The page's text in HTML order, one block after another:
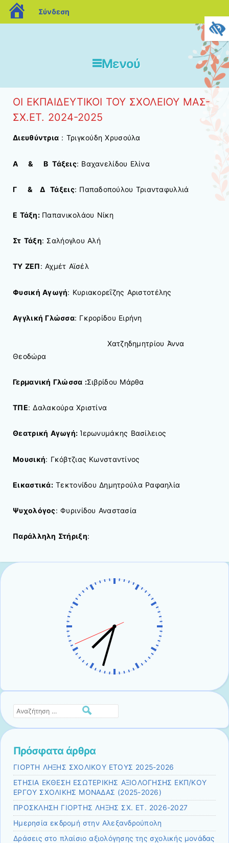
Μενού
ΟΙ ΕΚΠΑΙΔΕΥΤΙΚΟΙ ΤΟΥ ΣΧΟΛΕΙΟΥ ΜΑΣ-
ΣΧ.ΕΤ. 2024-2025
Διευθύντρια : Τριγκούδη Χρυσούλα
Α & Β Τάξεις: Βαχανελίδου Ελίνα
Γ & Δ Τάξεις: Παπαδοπούλου Τριανταφυλλιά
Ε Τάξη: Παπανικολάου Νίκη
Στ Τάξη: Σαλήογλου Αλή
ΤΥ ΖΕΠ: Αχμέτ Αϊσέλ
Φυσική Αγωγή: Κυριακορεΐζης Αριστοτέλης
Αγγλική Γλώσσα: Γκρορίδου Ειρήνη
Χατζηδημητρίου Άννα
Θεοδώρα
Γερμανική Γλώσσα :Σιβρίδου Μάρθα
ΤΠΕ: Δαλακούρα Χριστίνα
Θεατρική Αγωγή: Ίερωνυμάκης Βασίλειος
Μουσική: Γκόβτζιας Κωνσταντίνος
Εικαστικά: Τεκτονίδου Δημητρούλα Ραφαηλία
Ψυχολόγος: Φυρινίδου Αναστασία
Παράλληλη Στήριξη:
Αναζήτηση
Πρόσφατα άρθρα
ΓΙΟΡΤΗ ΛΗΞΗΣ ΣΧΟΛΙΚΟΥ ΕΤΟΥΣ 2025-2026
ΕΤΗΣΙΑ ΕΚΘΕΣΗ ΕΣΩΤΕΡΙΚΗΣ ΑΞΙΟΛΟΓΗΣΗΣ ΕΚΠ/ΚΟΥ
ΕΡΓΟΥ ΣΧΟΛΙΚΗΣ ΜΟΝΑΔΑΣ (2025-2026)
ΠΡΟΣΚΛΗΣΗ ΓΙΟΡΤΗΣ ΛΗΞΗΣ ΣΧ. ΕΤ. 2026-2027
Ημερησία εκδρομή στην Αλεξανδρούπολη
Δράσεις στο πλαίσιο αξιολόγησης της σχολικής μονάδας
blogs.sch.gr
Σύνδεση